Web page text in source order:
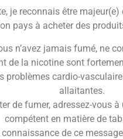
je reconnais être
pays à acheter des
n’avez jamais fumé, ne
de la nicotine sont
problèmes cardio-
allaitantes.
de fumer, adressez-vous
compétent en matière de
de ce